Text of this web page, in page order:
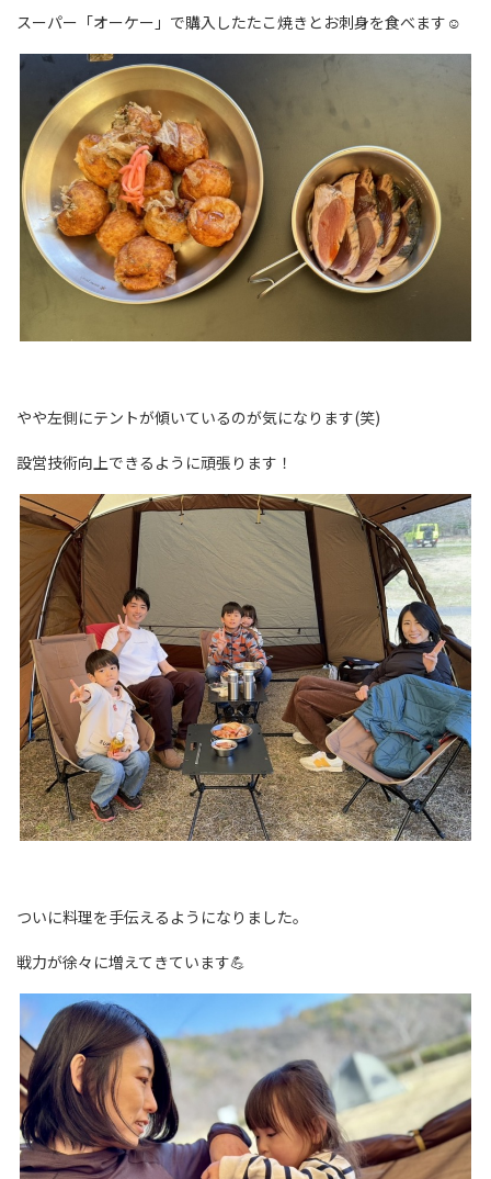
スーパー「オーケー」で購入したたこ焼きとお刺身を食べます☺
やや左側にテントが傾いているのが気になります(笑)
設営技術向上できるように頑張ります！
ついに料理を手伝えるようになりました。
戦力が徐々に増えてきています💪